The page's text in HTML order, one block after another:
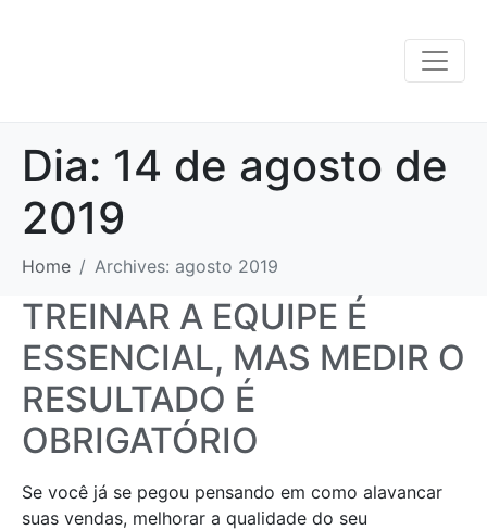
Dia: 14 de agosto de
2019
Home Archives: agosto 2019
TREINAR A EQUIPE É
ESSENCIAL, MAS MEDIR O
RESULTADO É
OBRIGATÓRIO
Se você já se pegou pensando em como alavancar
suas vendas, melhorar a qualidade do seu